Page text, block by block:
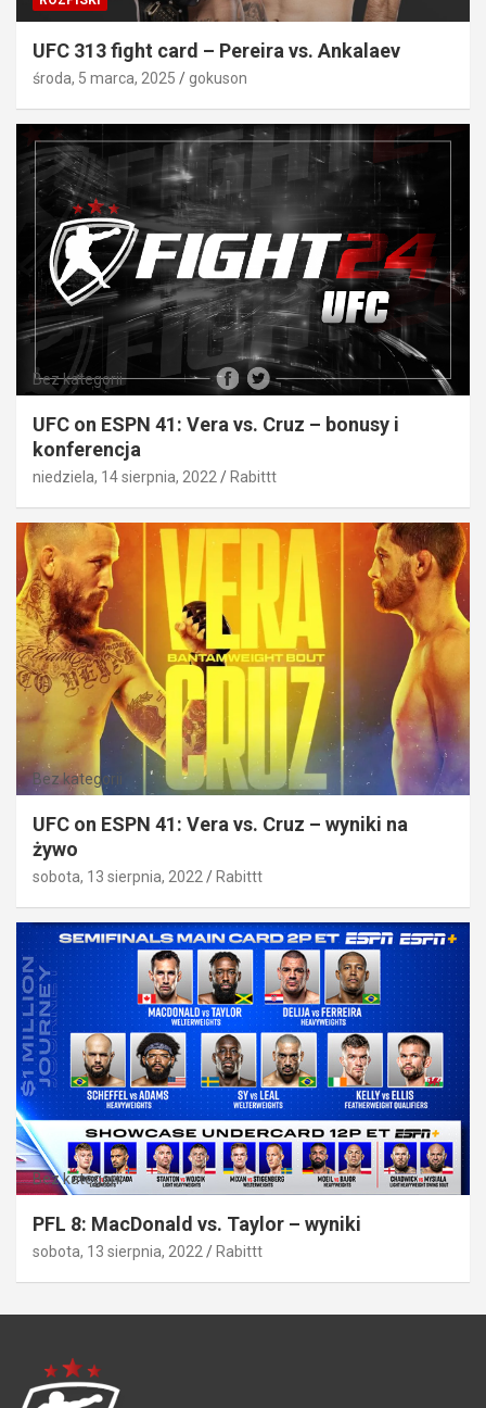
UFC 313 fight card – Pereira vs. Ankalaev
środa, 5 marca, 2025 gokuson
Bez kategorii
UFC on ESPN 41: Vera vs. Cruz – bonusy i
konferencja
niedziela, 14 sierpnia, 2022 Rabittt
Bez kategorii
UFC on ESPN 41: Vera vs. Cruz – wyniki na
żywo
sobota, 13 sierpnia, 2022 Rabittt
Bez kategorii
PFL 8: MacDonald vs. Taylor – wyniki
sobota, 13 sierpnia, 2022 Rabittt